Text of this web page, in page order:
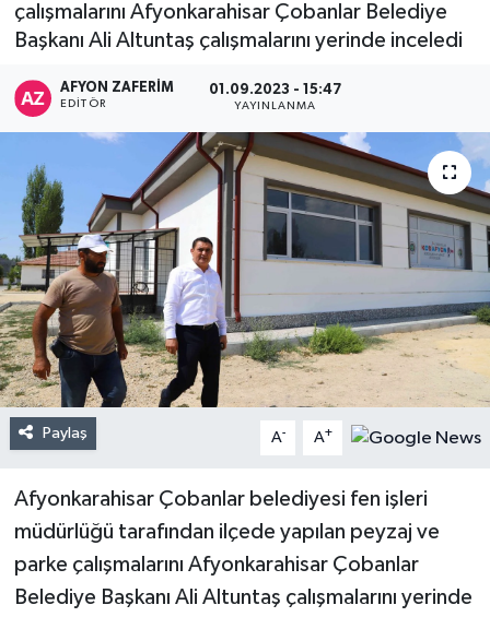
çalışmalarını Afyonkarahisar Çobanlar Belediye
Başkanı Ali Altuntaş çalışmalarını yerinde inceledi
AFYON ZAFERİM
EDITÖR
01.09.2023 - 15:47
YAYINLANMA
Paylaş A- A+
Afyonkarahisar Çobanlar belediyesi fen işleri
müdürlüğü tarafından ilçede yapılan peyzaj ve
parke çalışmalarını Afyonkarahisar Çobanlar
Belediye Başkanı Ali Altuntaş çalışmalarını yerinde